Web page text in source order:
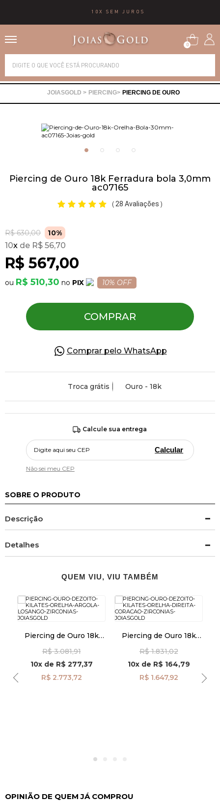
10X SEM JUROS
0
PIERCING PIERCING DE OURO
Piercing de Ouro 18k Ferradura bola 3,0mm
ac07165
( 28 Avaliações )
R$ 630,00 10%
R$ 567,00
10x R$ 56,70
R$ 510,30 PIX 10% OFF
COMPRAR
Comprar pelo WhatsApp
Troca grátis Ouro - 18k
Calcule sua entrega
Calcular
Não sei meu CEP
SOBRE O PRODUTO
Descrição
Detalhes
QUEM VIU, VIU TAMBÉM
Piercing de Ouro 18k
com Zircônias ac07609
R$ 3.081,91
10xde R$ 277,37
R$ 2.773,72
Piercing de Ouro 18k
com Zircônias ac07894
R$ 1.831,02
10xde R$ 164,79
R$ 1.647,92
OPINIÃO DE QUEM JÁ COMPROU
Alianças
Brincos
Pulseiras
Piercing
Pedras Preciosas